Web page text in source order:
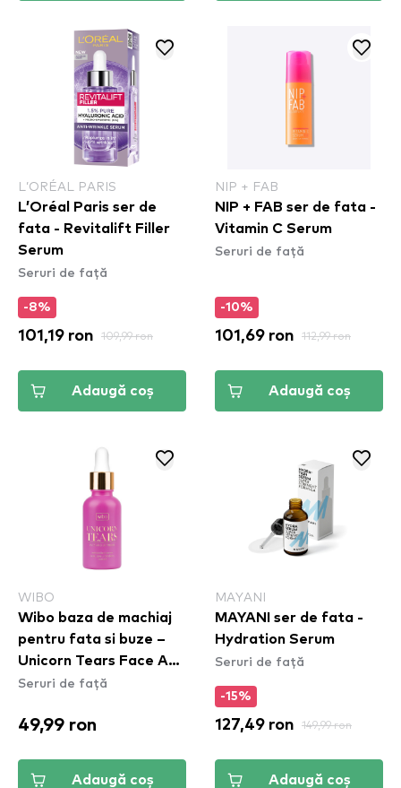
L’ORÉAL PARIS
L’Oréal Paris ser de
fata - Revitalift Filler
Serum
Seruri de față
-8%
101,19 ron 109,99 ron
Adaugă coș
NIP + FAB
NIP + FAB ser de fata -
Vitamin C Serum
Seruri de față
-10%
101,69 ron 112,99 ron
Adaugă coș
WIBO
Wibo baza de machiaj
pentru fata si buze –
Unicorn Tears Face And
Lip Primer (CE288)
Seruri de față
49,99 ron
Adaugă coș
MAYANI
MAYANI ser de fata -
Hydration Serum
Seruri de față
-15%
127,49 ron 149,99 ron
Adaugă coș